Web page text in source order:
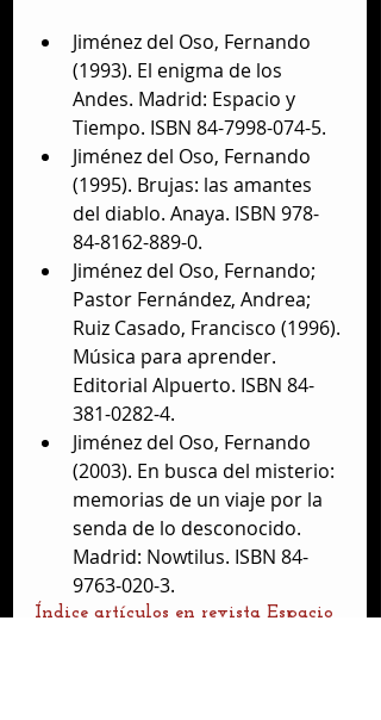
Jiménez del Oso, Fernando
(1993). El enigma de los
Andes. Madrid: Espacio y
Tiempo. ISBN 84-7998-074-5.
Jiménez del Oso, Fernando
(1995). Brujas: las amantes
del diablo. Anaya. ISBN 978-
84-8162-889-0.
Jiménez del Oso, Fernando;
Pastor Fernández, Andrea;
Ruiz Casado, Francisco (1996).
Música para aprender.
Editorial Alpuerto. ISBN 84-
381-0282-4.
Jiménez del Oso, Fernando
(2003). En busca del misterio:
memorias de un viaje por la
senda de lo desconocido.
Madrid: Nowtilus. ISBN 84-
9763-020-3.
Índice artículos en revista Espacio